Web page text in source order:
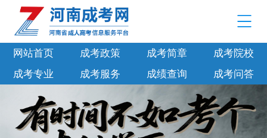
网站首页 成考政策 成考简章
成考院校
成考专业
成考服务 成绩查询 成考问答